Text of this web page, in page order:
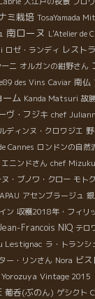
ミ栽培 TosaYamada
南ローヌ L'Atelier de
ロゼ・ランディ レスト
ニ オルガンの紺野さん
des Vins Caviar 南仏
ーム Kanda Matsuri 故
ヴ・フジキ chef
ディンヌ・クロワジエ
Cannes ロンドンの自然
エニンドさん chef
ヌ・ブノワ・クロー モト
アセンブラージュ
ン 収穫2018年・フィリ
Francois NIQ テロ
Lestignac ラ・トラン
ー・リンさん Nora ビ
Yorozuya Vintage 2015
葡呑(ぶのん) ゲシクト